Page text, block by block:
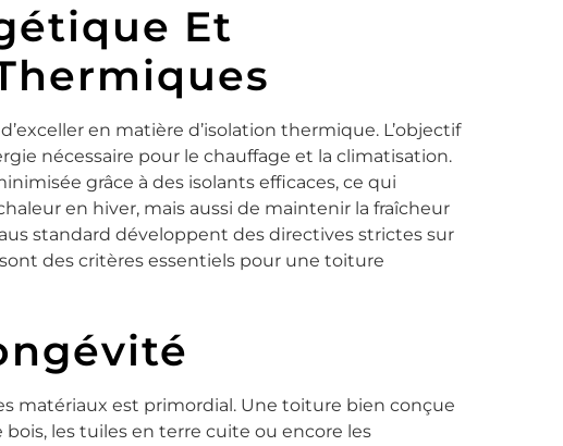
Et
en matière d’isolation thermique. L’objectif
nécessaire pour le chauffage et la climatisation.
grâce à des isolants efficaces, ce qui
en hiver, mais aussi de maintenir la fraîcheur
standard développent des directives strictes sur
des critères essentiels pour une toiture
matériaux est primordial. Une toiture bien conçue
les tuiles en terre cuite ou encore les